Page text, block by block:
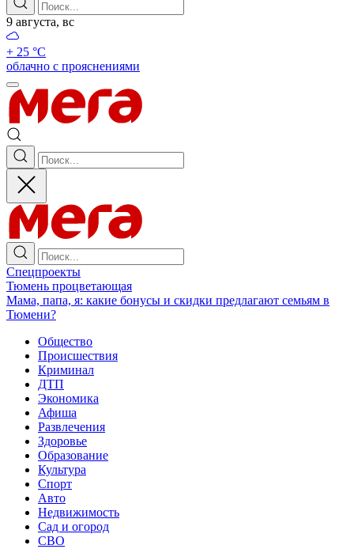
9 августа, вс
+ 25 °С
облачно с прояснениями
Спецпроекты
Тюмень процветающая
Мама, папа, я: какие бонусы и скидки предлагают семьям в
Тюмени?
Общество
Происшествия
Криминал
ДТП
Экономика
Афиша
Развлечения
Здоровье
Образование
Культура
Спорт
Авто
Недвижимость
Сад и огород
СВО